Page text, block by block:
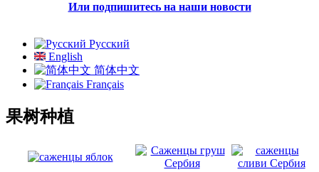
Или подпишитесь на наши новости
Русский
English
简体中文
Français
果树种植